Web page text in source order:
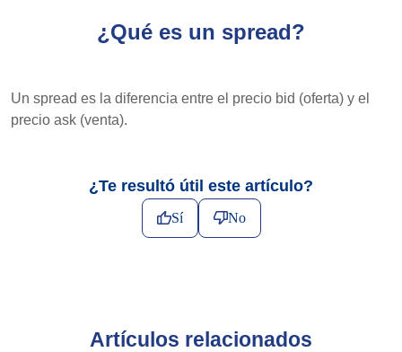
¿Qué es un spread?
Un spread es la diferencia entre el precio bid (oferta) y el
precio ask (venta).
¿Te resultó útil este artículo?
Sí No
Artículos relacionados